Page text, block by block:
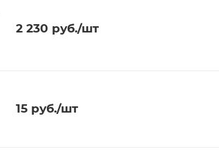
2 230 руб./шт
15руб./шт